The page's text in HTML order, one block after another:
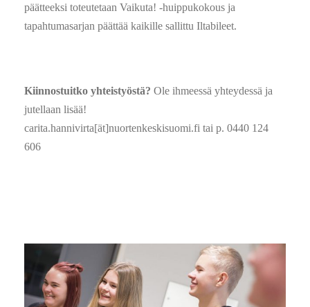
päätteeksi toteutetaan Vaikuta! -huippukokous ja
tapahtumasarjan päättää kaikille sallittu Iltabileet.
Kiinnostuitko yhteistyöstä? Ole ihmeessä yhteydessä ja
jutellaan lisää!
carita.hannivirta[ät]nuortenkeskisuomi.fi tai p. 0440 124
606